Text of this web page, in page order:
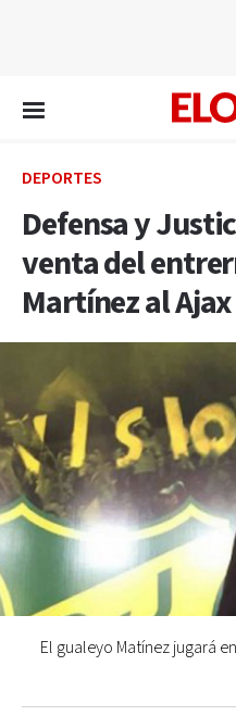
DEPORTES
Defensa y
venta del
Martínez al Ajax
El gualeyo Matínez jugará